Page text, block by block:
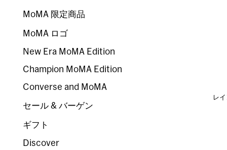
レ
MoMA 限定商品
MoMA ロゴ
New Era MoMA Edition
Champion MoMA Edition
Converse and MoMA
セール & バーゲン
ギフト
Discover